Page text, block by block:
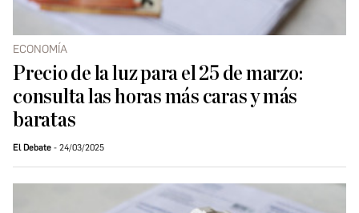
ECONOMÍA
Precio de la luz para el 25 de marzo:
consulta las horas más caras y más
baratas
El Debate 24/03/2025